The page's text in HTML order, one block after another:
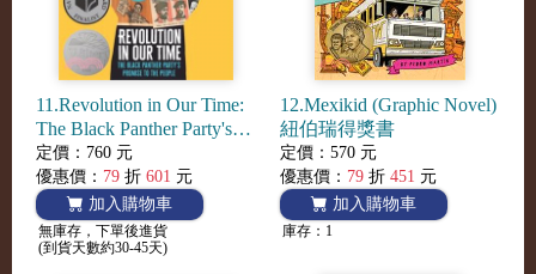
11.Revolution in Our Time:
The Black Panther Party's
Promise to the People
(National Book Awards
Finalist)
定價：760 元
優惠價： 79 折 601 元
加入購物車
無庫存，下單後進貨
(到貨天數約30-45天)
12.Mexikid (Graphic Novel)
紐伯瑞得獎書
定價：570 元
優惠價： 79 折 451 元
加入購物車
庫存：1